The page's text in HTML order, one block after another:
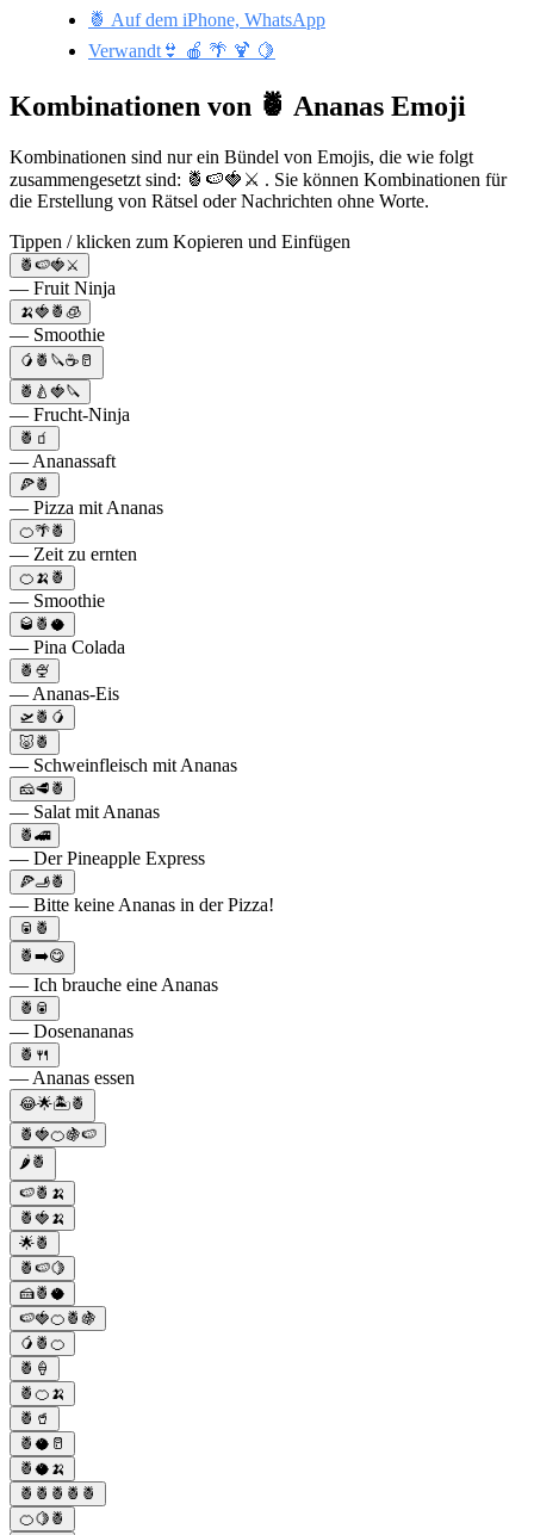
🍍 Auf dem iPhone, WhatsApp
Verwandt👙 🍎 🌴 🍹 🍋
Kombinationen von 🍍 Ananas Emoji
Kombinationen sind nur ein Bündel von Emojis, die wie folgt
zusammengesetzt sind: 🍍🍉🍓⚔️ . Sie können Kombinationen für
die Erstellung von Rätsel oder Nachrichten ohne Worte.
Tippen / klicken zum Kopieren und Einfügen
🍍🍉🍓⚔️
— Fruit Ninja
🍌🍓🍍🧊
— Smoothie
🥭🍍🔪☕️🥛
🍍🍐🍓🔪
— Frucht-Ninja
🍍🧃
— Ananassaft
🍕🍍
— Pizza mit Ananas
🍊🌴🍍
— Zeit zu ernten
🍊🍌🍍
— Smoothie
🥃🍍🥥
— Pina Colada
🍍🍨
— Ananas-Eis
🛫🍍🥭
🐷🍍
— Schweinfleisch mit Ananas
🧀🥩🍍
— Salat mit Ananas
🍍🚄
— Der Pineapple Express
🍕🫸🍍
— Bitte keine Ananas in der Pizza!
🥫🍍
🍍➡️😋
— Ich brauche eine Ananas
🍍🥫
— Dosenananas
🍍🍴
— Ananas essen
😂🌟🏝🍍
🍍🍓🍊🍇🍉
🌶️🍍
🍉🍍🍌
🍍🍓🍌
🌟🍍
🍍🍉🍋
🍰🍍🥥
🍉🍓🍊🍍🍇
🥭🍍🍊
🍍🍦
🍍🍊🍌
🍍🥤
🍍🥥🥛
🍍🥥🍌
🍍🍍🍍🍍🍍
🍊🍋🍍